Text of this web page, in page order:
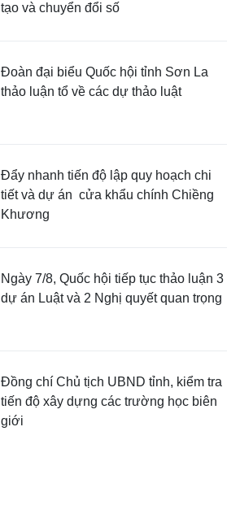
tạo và chuyển đổi số
Đoàn đại biểu Quốc hội tỉnh Sơn La
thảo luận tổ về các dự thảo luật
Đẩy nhanh tiến độ lập quy hoạch chi
tiết và dự án cửa khẩu chính Chiềng
Khương
Ngày 7/8, Quốc hội tiếp tục thảo luận 3
dự án Luật và 2 Nghị quyết quan trọng
Đồng chí Chủ tịch UBND tỉnh, kiểm tra
tiến độ xây dựng các trường học biên
giới